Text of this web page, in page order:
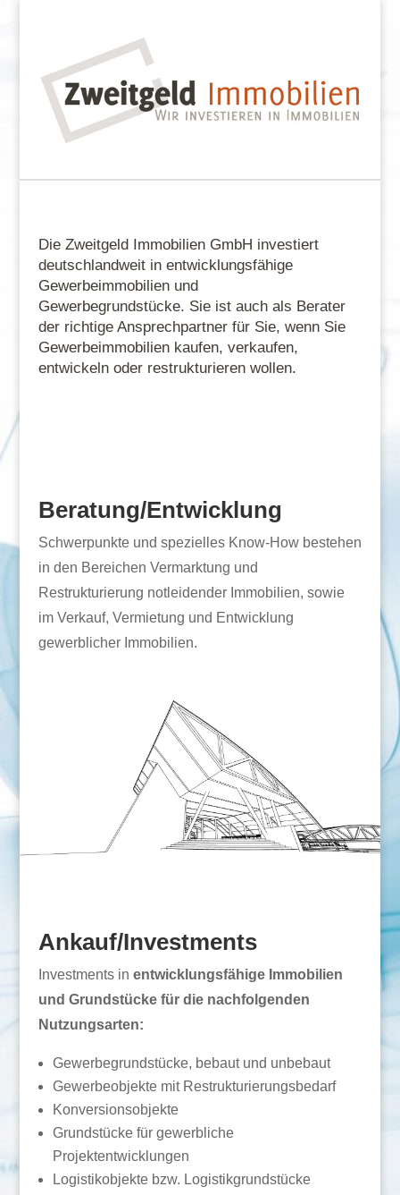
Die Zweitgeld Immobilien GmbH investiert
deutschlandweit in entwicklungsfähige
Gewerbeimmobilien und
Gewerbegrundstücke. Sie ist auch als Berater
der richtige Ansprechpartner für Sie, wenn Sie
Gewerbeimmobilien kaufen, verkaufen,
entwickeln oder restrukturieren wollen.
Beratung/Entwicklung
Schwerpunkte und spezielles Know-How bestehen
in den Bereichen Vermarktung und
Restrukturierung notleidender Immobilien, sowie
im Verkauf, Vermietung und Entwicklung
gewerblicher Immobilien.
Ankauf/Investments
Investments in entwicklungsfähige Immobilien
und Grundstücke für die nachfolgenden
Nutzungsarten:
Gewerbegrundstücke, bebaut und unbebaut
Gewerbeobjekte mit Restrukturierungsbedarf
Konversionsobjekte
Grundstücke für gewerbliche
Projektentwicklungen
Logistikobjekte bzw. Logistikgrundstücke